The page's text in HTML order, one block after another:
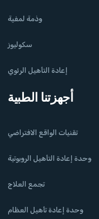
وذمة لمفية
سكوليوز
إعادة التأهيل الرئوي
أجهزتنا الطبية
تقنيات الواقع الافتراضي
وحدة إعادة التأهيل الروبوتية
تجمع العلاج
وحدة إعادة تأهيل العظام